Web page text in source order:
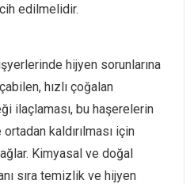
edilmelidir.
hijyen sorunlarına
hızlı çoğalan
ilaçlaması, bu haşerelerin
kaldırılması için
Kimyasal ve doğal
sıra temizlik ve hijyen